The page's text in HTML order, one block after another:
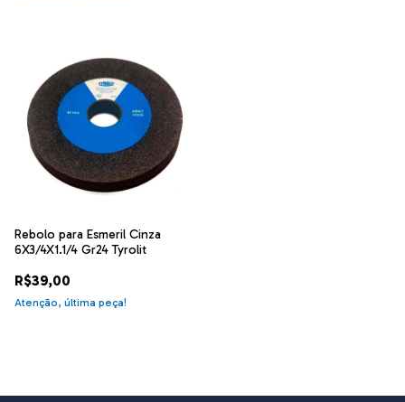
Rebolo para Esmeril Cinza
6X3/4X1.1/4 Gr24 Tyrolit
R$39,00
Atenção, última peça!